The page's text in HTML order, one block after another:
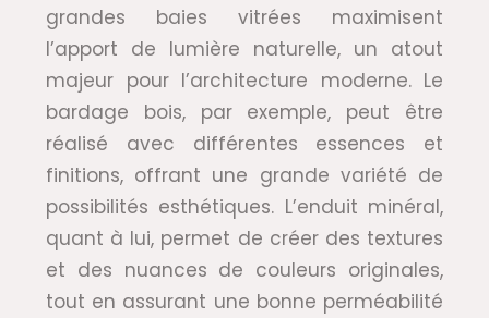
grandes baies vitrées maximisent
l’apport de lumière naturelle, un atout
majeur pour l’architecture moderne. Le
bardage bois, par exemple, peut être
réalisé avec différentes essences et
finitions, offrant une grande variété de
possibilités esthétiques. L’enduit minéral,
quant à lui, permet de créer des textures
et des nuances de couleurs originales,
tout en assurant une bonne perméabilité